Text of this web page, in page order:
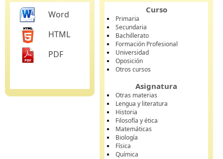
Word
HTML
PDF
Curso
Primaria
Secundaria
Bachillerato
Formación Profesional
Universidad
Oposición
Otros cursos
Asignatura
Otras materias
Lengua y literatura
Historia
Filosofía y ética
Matemáticas
Biología
Física
Química